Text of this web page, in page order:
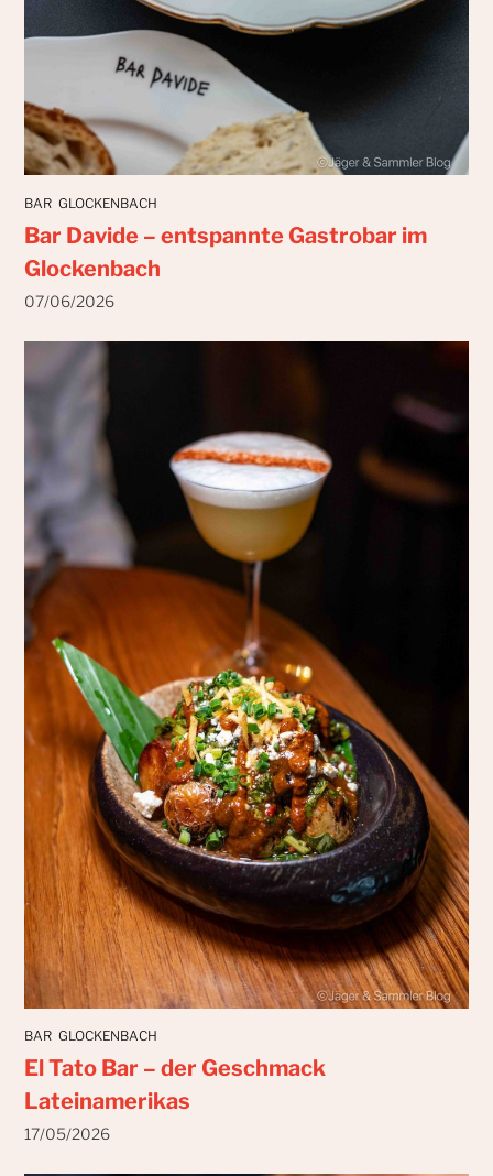
BAR GLOCKENBACH
Bar Davide – entspannte Gastrobar im
Glockenbach
07/06/2026
BAR GLOCKENBACH
El Tato Bar – der Geschmack
Lateinamerikas
17/05/2026